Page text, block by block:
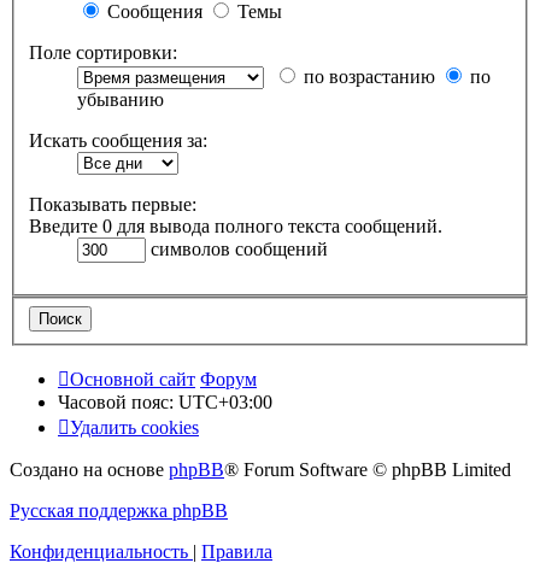
Сообщения
Темы
Поле сортировки:
по возрастанию
по
убыванию
Искать сообщения за:
Показывать первые:
Введите 0 для вывода полного текста сообщений.
символов сообщений
Основной сайт Форум
Часовой пояс: UTC+03:00
Удалить cookies
Создано на основе phpBB® Forum Software © phpBB Limited
Русская поддержка phpBB
Конфиденциальность | Правила